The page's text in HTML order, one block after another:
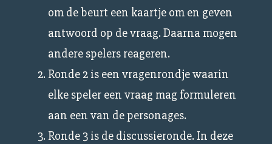
om de beurt een kaartje om en geven
antwoord op de vraag. Daarna mogen
andere spelers reageren.
Ronde 2 is een vragenrondje waarin
elke speler een vraag mag formuleren
aan een van de personages.
Ronde 3 is de discussieronde. In deze